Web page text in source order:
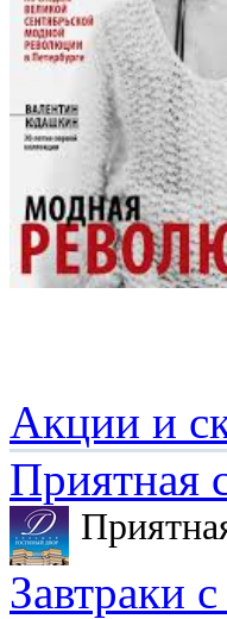
Акции и
Приятная
Завтраки